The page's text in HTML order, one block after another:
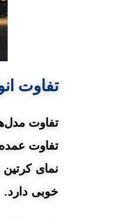
تفاوت
تفاوت
تفاوت
نمای
خوبی دارد.